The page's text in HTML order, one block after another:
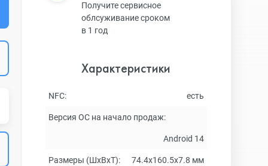
Получите сервисное
облсуживание сроком
в 1 год
Характеристики
NFC: есть
Версия ОС на начало продаж:
Android 14
Размеры (ШxВxТ): 74.4x160.5x7.8 мм